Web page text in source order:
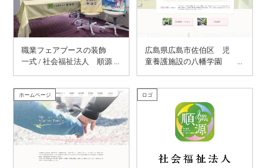
職業フェアブースの装飾
一式 / 社会福祉法人 順源
広島県広島市佐伯区 児
童養護施設の八幡学園
ホームページ ロゴ